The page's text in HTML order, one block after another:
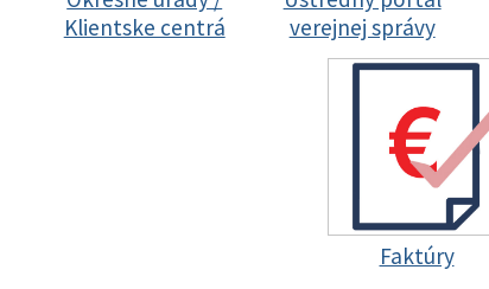
Klientske centrá
verejnej správy
Faktúry